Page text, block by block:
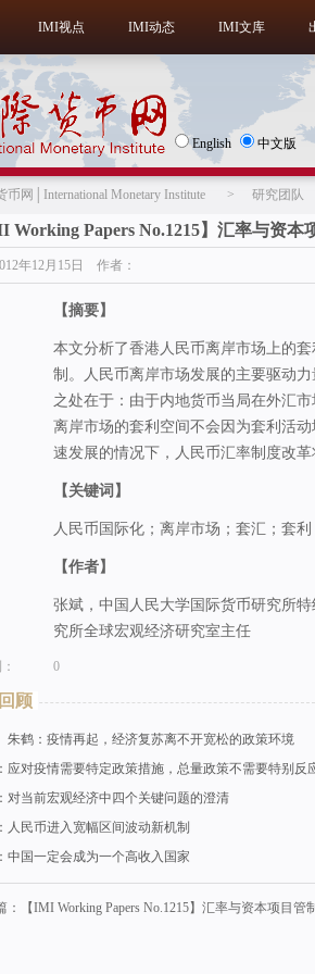
IMI视点 IMI动态 IMI文库
English 中文版
币网│International Monetary Institute > 研究团队
Working Papers No.1215】汇率与资
年12月15日 作者：
【摘要】
本文分析了香港人民币离岸市场上的
制。人民币离岸市场发展的主要驱动
之处在于：由于内地货币当局在外汇
离岸市场的套利空间不会因为套利活
速发展的情况下，人民币汇率制度改革
【关键词】
人民币国际化；离岸市场；套汇；套利
【作者】
张斌，中国人民大学国际货币研究所
究所全球宏观经济研究室主任
0
顾
朱鹤：疫情再起，经济复苏离不开宽松的政策环境
应对疫情需要特定政策措施，总量政策不需要特别反
对当前宏观经济中四个关键问题的澄清
人民币进入宽幅区间波动新机制
中国一定会成为一个高收入国家
：【IMI Working Papers No.1215】汇率与资本项目管